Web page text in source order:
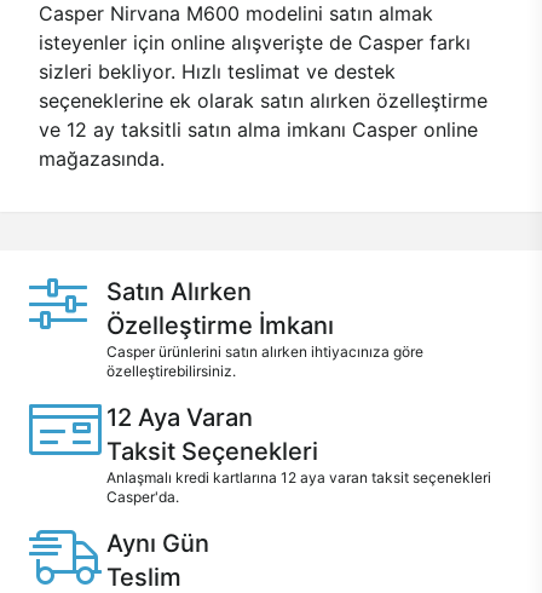
Casper Nirvana M600 modelini satın almak
isteyenler için online alışverişte de Casper farkı
sizleri bekliyor. Hızlı teslimat ve destek
seçeneklerine ek olarak satın alırken özelleştirme
ve 12 ay taksitli satın alma imkanı Casper online
mağazasında.
Satın Alırken
Özelleştirme İmkanı
Casper ürünlerini satın alırken ihtiyacınıza göre
özelleştirebilirsiniz.
12 Aya Varan
Taksit Seçenekleri
Anlaşmalı kredi kartlarına 12 aya varan taksit seçenekleri
Casper'da.
Aynı Gün
Teslim